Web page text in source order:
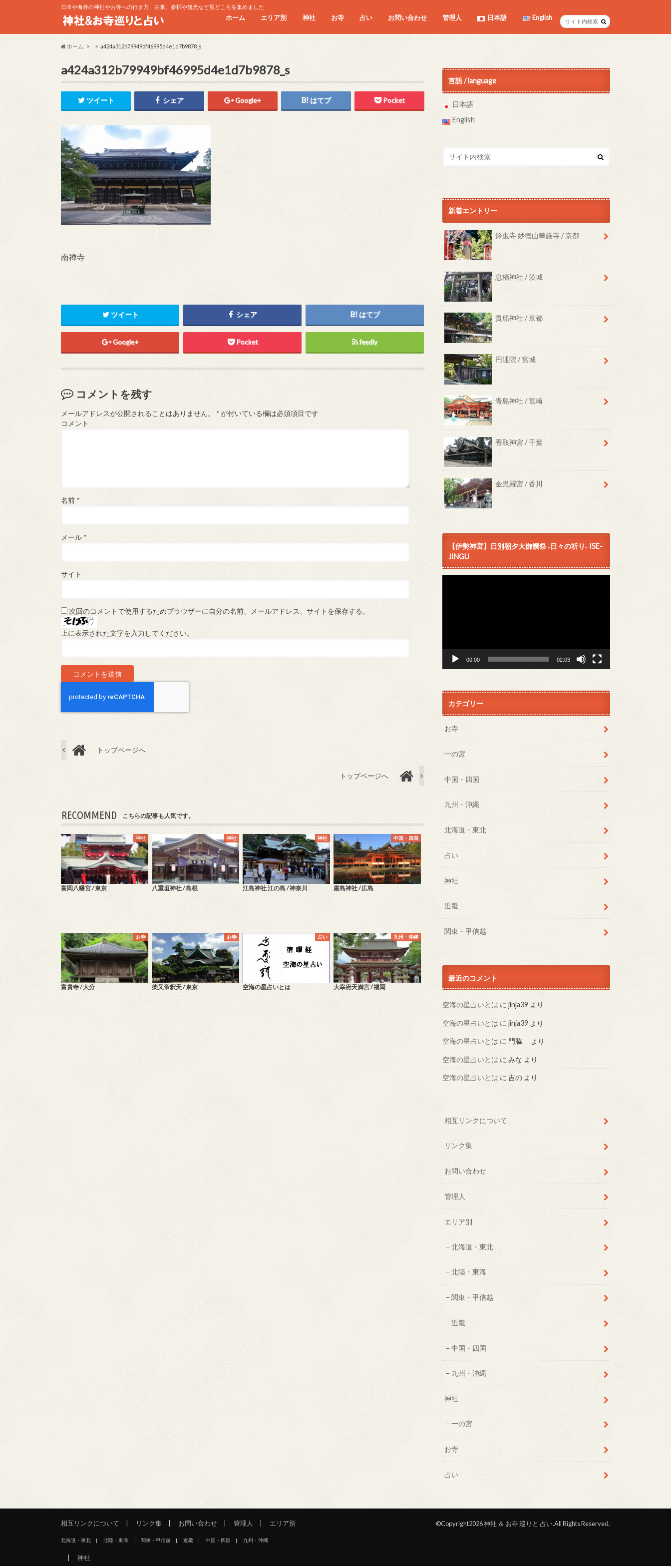
日本や海外の神社やお寺への行き方、由来、参拝や観光など見どころを集めました
ホーム エリア別
北海道・東北
北陸・東海
近畿
中国・四国
九州・沖縄
神社
一の宮
お寺 占い お問い合わせ 管理人 日本語 English
ホーム a424a312b79949bf46995d4e1d7b9878_s
a424a312b79949bf46995d4e1d7b9878_s
ツイート シェア Google+ はてブ Pocket
南禅寺
ツイート シェア はてブ
Google+ Pocket feedly
コメントを残す
メールアドレスが公開されることはありません。 *が付いている欄は必須項目です
コメント
名前 *
メール *
サイト
次回のコメントで使用するためブラウザーに自分の名前、メールアドレス、サイトを保存する。
上に表示された文字を入力してください。
トップページへ
トップページへ
RECOMMEND こちらの記事も人気です。
神社
富岡八幡宮 / 東京
神社
八重垣神社 / 島根
神社
江島神社 江の島 / 神奈川
中国・四国
厳島神社 / 広島
お寺
富貴寺 / 大分
お寺
柴又帝釈天 / 東京
占い
空海の星占いとは
九州・沖縄
大宰府天満宮 / 福岡
言語 / language
日本語
English
新着エントリー
鈴虫寺 妙徳山華厳寺 / 京都
息栖神社 / 茨城
貴船神社 / 京都
円通院 / 宮城
青島神社 / 宮崎
香取神宮 / 千葉
金毘羅宮 / 香川
【伊勢神宮】日別朝夕大御饌祭 ‐日々の祈り‐ ISE-
JINGU
00:00 02:03
カテゴリー
お寺
一の宮
中国・四国
九州・沖縄
北海道・東北
占い
神社
近畿
関東・甲信越
最近のコメント
空海の星占いとは に jinja39 より
空海の星占いとは に jinja39 より
空海の星占いとは に 門脇 より
空海の星占いとは に みな より
空海の星占いとは に 吉の より
相互リンクについて
リンク集
お問い合わせ
管理人
エリア別
北海道・東北
北陸・東海
関東・甲信越
近畿
中国・四国
九州・沖縄
神社
一の宮
お寺
占い
相互リンクについて リンク集 お問い合わせ 管理人 エリア別
北海道・東北 北陸・東海 関東・甲信越 近畿 中国・四国 九州・沖縄
神社
©Copyright2026神社 ＆ お寺 巡りと 占い.All Rights Reserved.